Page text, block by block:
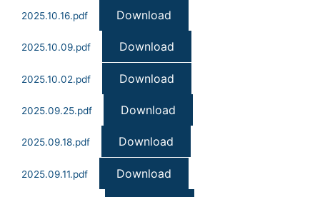
2025.10.16.pdf Download
2025.10.09.pdf Download
2025.10.02.pdf Download
2025.09.25.pdf Download
2025.09.18.pdf Download
2025.09.11.pdf Download